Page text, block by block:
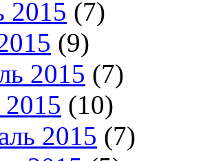
(7)
(9)
2015 (7)
(10)
2015 (7)